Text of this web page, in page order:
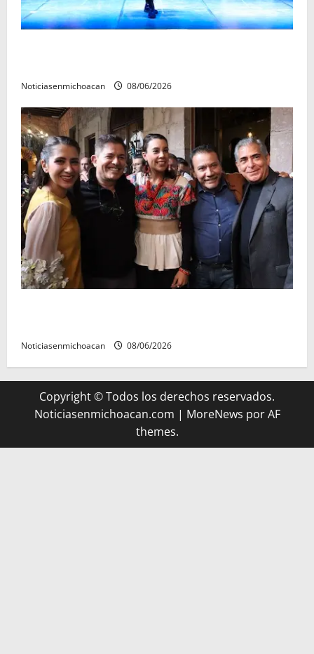
Noticiasenmichoacan 08/06/2026
Noticiasenmichoacan 08/06/2026
Copyright © Todos los derechos reservados.
Noticiasenmichoacan.com | MoreNews por AF
themes.